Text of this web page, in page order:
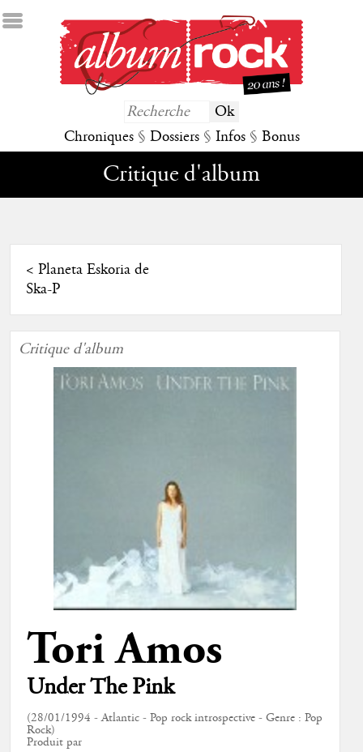
Chroniques § Dossiers § Infos § Bonus
Critique d'album
< Planeta Eskoria de
Ska-P
Critique d'album
Tori Amos
Under The Pink
(28/01/1994 - Atlantic - Pop rock introspective - Genre : Pop
Rock)
Produit par